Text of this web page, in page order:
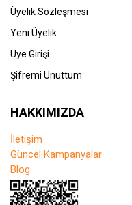
Üyelik Sözleşmesi
Yeni Üyelik
Üye Girişi
Şifremi Unuttum
HAKKIMIZDA
İletişim
Güncel Kampanyalar
Blog